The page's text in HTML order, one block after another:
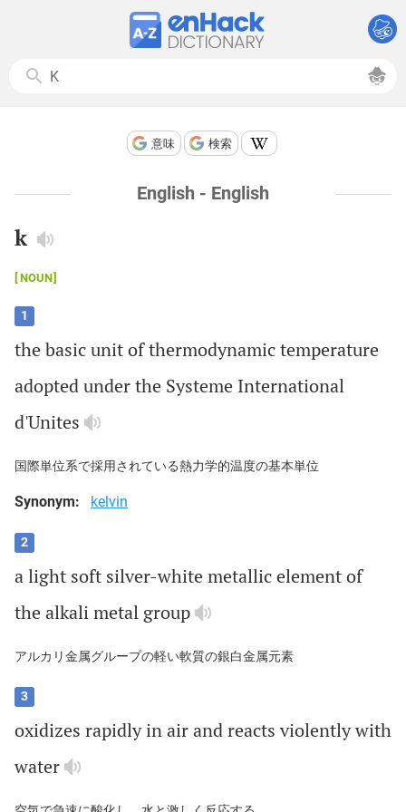
意味 検索
English - English
k
NOUN
1
the basicunitofthermodynamictemperature
adoptedunderthe Systeme International
d'Unites
国際単位系で採用されている熱力学的温度の基本単位
Synonym: kelvin
2
alight soft silver-white metallicelementof
the alkalimetal group
アルカリ金属グループの軽い軟質の銀白金属元素
3
oxidizes rapidly inairandreacts violentlywith
water